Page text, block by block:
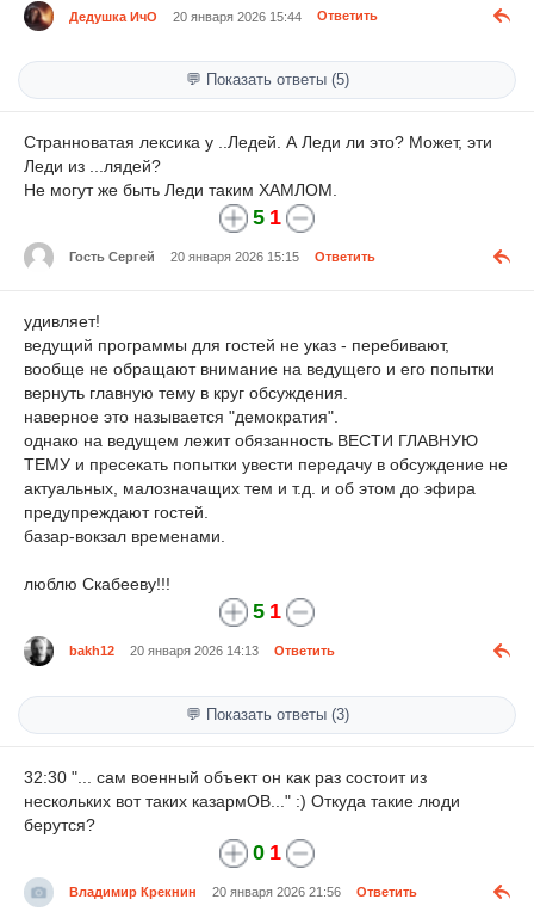
Дедушка ИчО 20 января 2026 15:44 Ответить
💬 Показать ответы (5)
Странноватая лексика у ..Ледей. А Леди ли это? Может, эти
Леди из ...лядей?
Не могут же быть Леди таким ХАМЛОМ.
5 1
Гость Сергей 20 января 2026 15:15 Ответить
удивляет!
ведущий программы для гостей не указ - перебивают,
вообще не обращают внимание на ведущего и его попытки
вернуть главную тему в круг обсуждения.
наверное это называется "демократия".
однако на ведущем лежит обязанность ВЕСТИ ГЛАВНУЮ
ТЕМУ и пресекать попытки увести передачу в обсуждение не
актуальных, малозначащих тем и т.д. и об этом до эфира
предупреждают гостей.
базар-вокзал временами.
люблю Скабееву!!!
5 1
bakh12 20 января 2026 14:13 Ответить
💬 Показать ответы (3)
32:30 "... сам военный объект он как раз состоит из
нескольких вот таких казармОВ..." :) Откуда такие люди
берутся?
0 1
Владимир Крекнин 20 января 2026 21:56 Ответить